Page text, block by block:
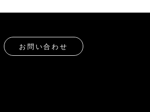
お問い合わせ